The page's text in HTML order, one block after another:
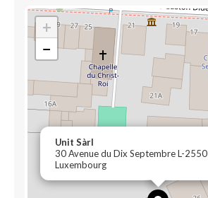
Unit Sàrl
30 Avenue du Dix Septembre L-2550
Luxembourg
+
−